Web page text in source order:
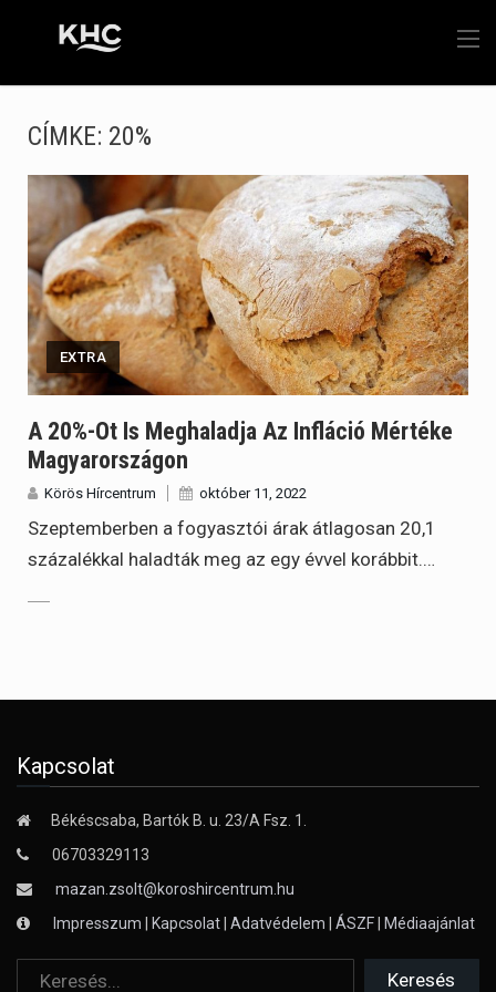
CÍMKE: 20%
EXTRA
A 20%-Ot Is Meghaladja Az Infláció Mértéke
Magyarországon
Körös Hírcentrum október 11, 2022
Szeptemberben a fogyasztói árak átlagosan 20,1
százalékkal haladták meg az egy évvel korábbit.…
Kapcsolat
Békéscsaba, Bartók B. u. 23/A Fsz. 1.
06703329113
mazan.zsolt@koroshircentrum.hu
Impresszum
Kapcsolat Adatvédelem ÁSZF Médiaajánlat